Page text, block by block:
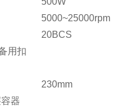
5000~25000rpm
20BCS
用扣
230mm
器